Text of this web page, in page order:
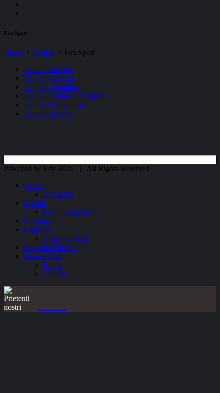
Fan Sport
Home Echipă Fan Sport
The Team Despre
The Team Echipa
The Team Standings
The Team Ultimele rezultate
The Team Programat
The Team Galerie
Powered by Edy 2026 | All Rights Reserved
Acasă
CM 2026
Echipă
Foști Componenți
Rezultate
Golgeteri
Golgeteri 2025
Consiliu Director
Despre Club
Istoric
Contact